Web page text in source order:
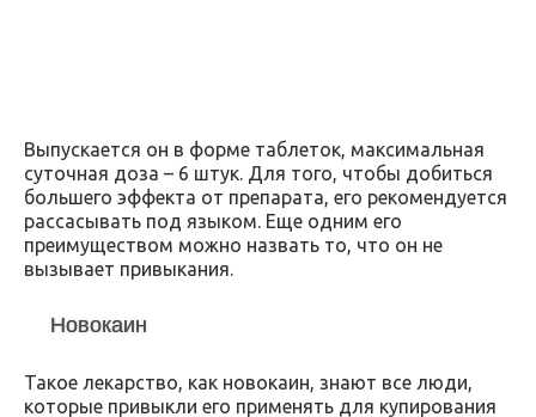
Выпускается он в форме таблеток, максимальная
суточная доза – 6 штук. Для того, чтобы добиться
большего эффекта от препарата, его рекомендуется
рассасывать под языком. Еще одним его
преимуществом можно назвать то, что он не
вызывает привыкания.
Новокаин
Такое лекарство, как новокаин, знают все люди,
которые привыкли его применять для купирования